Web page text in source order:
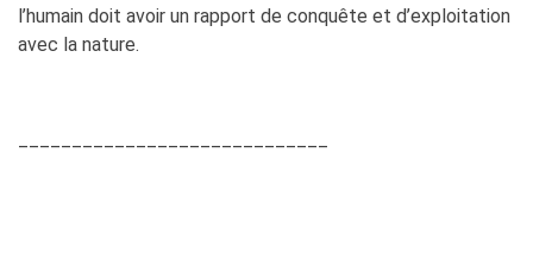
l’humain doit avoir un rapport de conquête et d’exploitation
avec la nature.